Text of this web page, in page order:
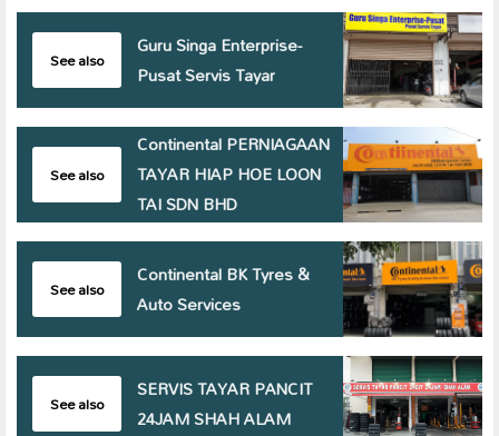
See also
Guru Singa Enterprise-
Pusat Servis Tayar
See also
Continental PERNIAGAAN
TAYAR HIAP HOE LOON
TAI SDN BHD
See also
Continental BK Tyres &
Auto Services
See also
SERVIS TAYAR PANCIT
24JAM SHAH ALAM